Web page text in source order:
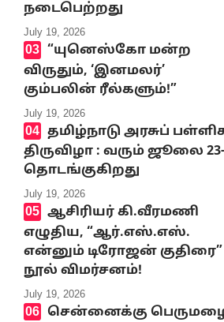
நடைபெற்றது
July 19, 2026
“யுனெஸ்கோ மன்ற
விருதும், ‘இனமலர்’
கும்பலின் ரீல்களும்!”
July 19, 2026
தமிழ்நாடு அரசுப்
திருவிழா : வரும் ஜூலை
தொடங்குகிறது
July 19, 2026
ஆசிரியர் கி.வீரமணி
எழுதிய, “ஆர்.எஸ்.எஸ்.
என்னும் டிரோஜன் குதிரை”
நூல் விமர்சனம்!
July 19, 2026
சென்னைக்கு